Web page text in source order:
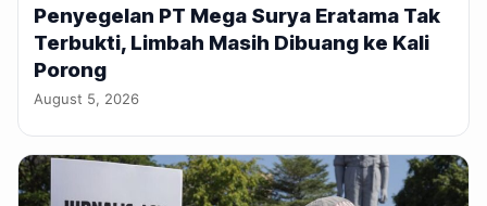
Penyegelan PT Mega Surya Eratama Tak
Terbukti, Limbah Masih Dibuang ke Kali
Porong
August 5, 2026